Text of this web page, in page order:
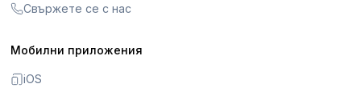
Свържете се с нас
Мобилни приложения
iOS